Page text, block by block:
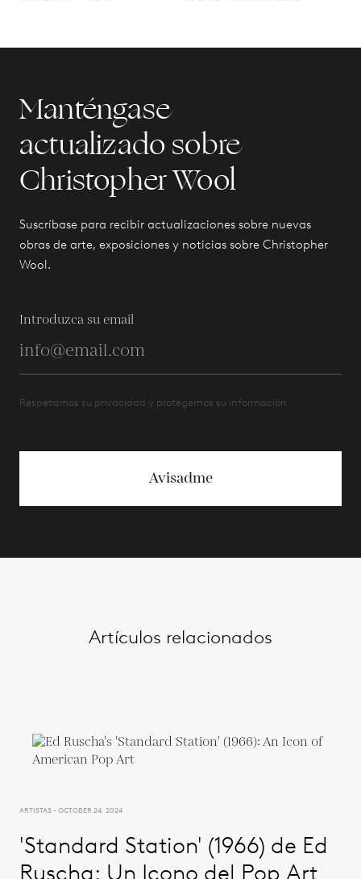
Manténgase
actualizado sobre
Christopher Wool
Suscríbase para recibir actualizaciones sobre nuevas
obras de arte, exposiciones y noticias sobre Christopher
Wool.
Introduzca su email
Respetamos su privacidad y protegemos su información.
Avisadme
Artículos relacionados
ARTISTAS - OCTOBER 24, 2024
'Standard Station' (1966) de Ed
Ruscha: Un Icono del Pop Art